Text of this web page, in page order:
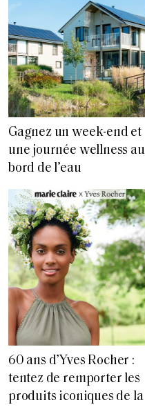
Gagnez un week-end et
une journée wellness au
bord de l’eau
60 ans d’Yves Rocher :
tentez de remporter les
produits iconiques de la